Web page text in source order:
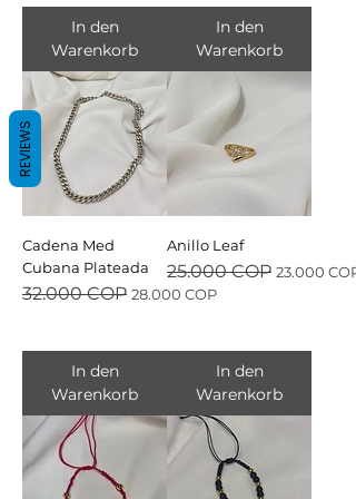
In den
Warenkorb
In den
Warenkorb
Cadena Med
Cubana Plateada
Standardpreis
32.000 COP Sale-Preis
28.000 COP
In den
Warenkorb
Anillo Leaf
Standardpreis
25.000 COP Sale-Preis
23.000 COP
In den
Warenkorb
REVIEWS